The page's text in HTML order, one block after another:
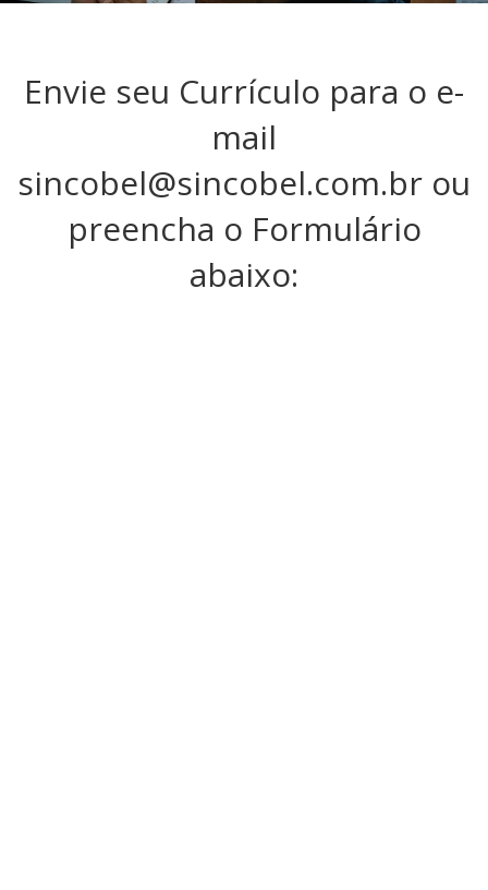
Envie seu Currículo para o e-
mail
sincobel@sincobel.com.br ou
preencha o Formulário
abaixo: